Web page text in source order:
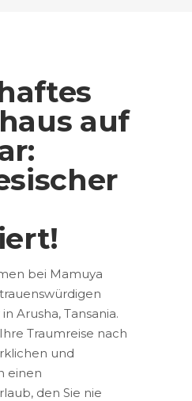
auf
bei Mamuya
Arusha, Tansania.
Traumreise nach
und
einen
den Sie nie